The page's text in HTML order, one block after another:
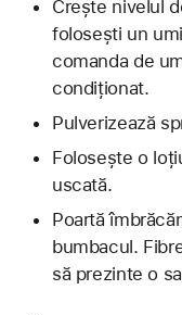
Crește nivelul
folosești un
comanda de
condiționat.
Pulverizează
Folosește o
uscată.
Poartă
bumbacul.
să prezinte o